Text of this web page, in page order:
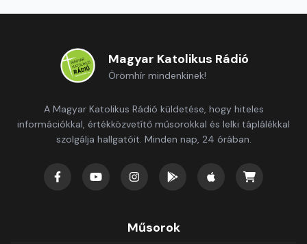
Magyar Katolikus Rádió
Örömhír mindenkinek!
A Magyar Katolikus Rádió küldetése, hogy hiteles
információkkal, értékközvetítő műsorokkal és lelki táplálékkal
szolgálja hallgatóit. Minden nap, 24 órában.
Műsorok